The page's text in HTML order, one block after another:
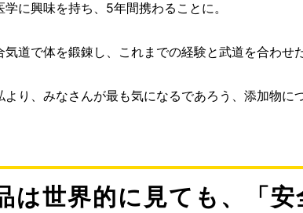
に興味を持ち、5年間携わることに。
道で体を鍛錬し、これまでの経験と武道を合わせ
より、みなさんが最も気になるであろう、添加物に
は世界的に見ても、「